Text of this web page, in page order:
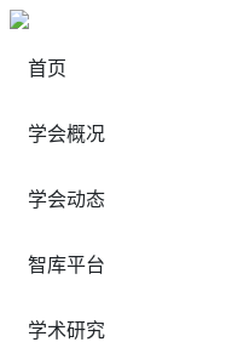
首页
学会概况
学会动态
智库平台
学术研究